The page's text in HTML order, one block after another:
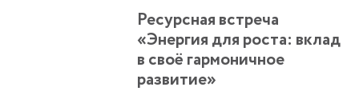
Ресурсная встреча
«Энергия для роста: вклад
в своё гармоничное
развитие»